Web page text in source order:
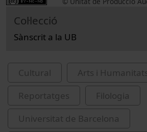
Col·lecció
Sànscrit a la UB
Cultural
Arts i
Reportatges
Filologia
Universitat de Barcelona